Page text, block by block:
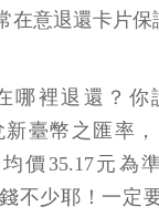
在意退還卡片保
哪裡退還？你
新臺幣之匯率
價35.17元為
不少耶！一定